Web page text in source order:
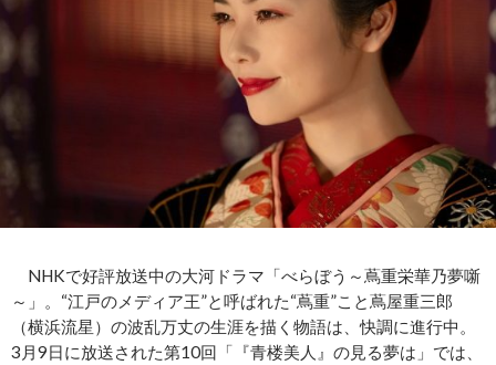
NHKで好評放送中の大河ドラマ「べらぼう～蔦重栄華乃夢噺
～」。“江戸のメディア王”と呼ばれた“蔦重”こと蔦屋重三郎
（横浜流星）の波乱万丈の生涯を描く物語は、快調に進行中。
3月9日に放送された第10回「『青楼美人』の見る夢は」では、